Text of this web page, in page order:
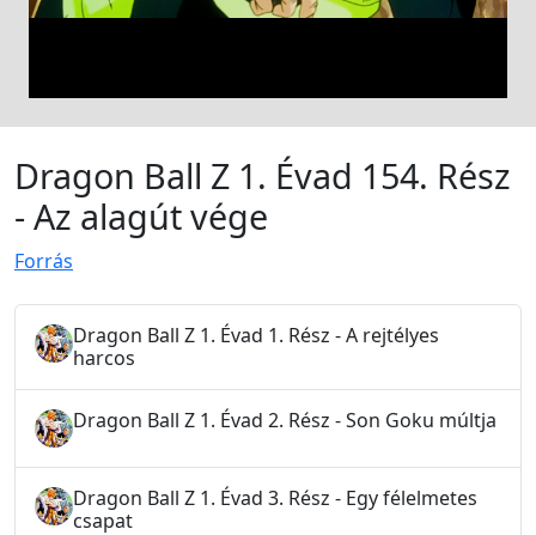
Dragon Ball Z 1. Évad 154. Rész
- Az alagút vége
Forrás
Dragon Ball Z 1. Évad 1. Rész - A rejtélyes
harcos
Dragon Ball Z 1. Évad 2. Rész - Son Goku múltja
Dragon Ball Z 1. Évad 3. Rész - Egy félelmetes
csapat